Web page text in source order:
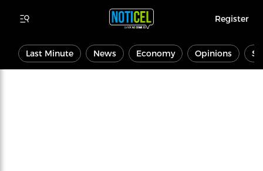
Register
Last Minute News Economy Opinions